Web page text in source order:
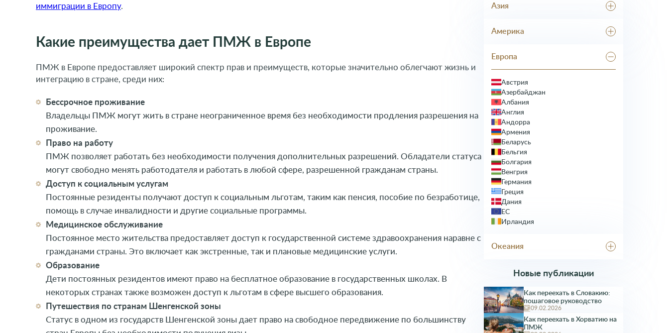
иммиграции в Европу.
Какие преимущества дает ПМЖ в Европе
ПМЖ в Европе предоставляет широкий спектр прав и преимуществ, которые значительно облегчают жизнь и
интеграцию в стране, среди них:
Бессрочное проживание
Владельцы ПМЖ могут жить в стране неограниченное время без необходимости продления разрешения на
проживание.
Право на работу
ПМЖ позволяет работать без необходимости получения дополнительных разрешений. Обладатели статуса
могут свободно менять работодателя и работать в любой сфере, разрешенной гражданам страны.
Доступ к социальным услугам
Постоянные резиденты получают доступ к социальным льготам, таким как пенсия, пособие по безработице,
помощь в случае инвалидности и другие социальные программы.
Медицинское обслуживание
Постоянное место жительства предоставляет доступ к государственной системе здравоохранения наравне с
гражданами страны. Это включает как экстренные, так и плановые медицинские услуги.
Образование
Дети постоянных резидентов имеют право на бесплатное образование в государственных школах. В
некоторых странах также возможен доступ к льготам в сфере высшего образования.
Путешествия по странам Шенгенской зоны
Статус в одном из государств Шенгенской зоны дает право на свободное передвижение по большинству
Азия
Грузия
Корея
Таджикистан
Тайланд
Туркменистан
Турция
Япония
Америка
Доминика
Доминикана
Канада
Мексика
США
Европа
Австрия
Азербайджан
Албания
Англия
Андорра
Армения
Беларусь
Бельгия
Болгария
Венгрия
Германия
Греция
Дания
ЕС
Ирландия
Италия
Кипр
Литва
Лихтенштейн
Люксембург
Мальта
Молдавия
Океания
Новые публикации
Как переехать в Словакию:
пошаговое руководство
09.02.2026
Как переехать в Хорватию на
ПМЖ